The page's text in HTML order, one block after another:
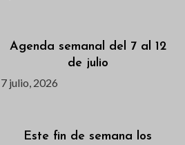
Agenda semanal del 7 al 12
de julio
7 julio, 2026
Este fin de semana los